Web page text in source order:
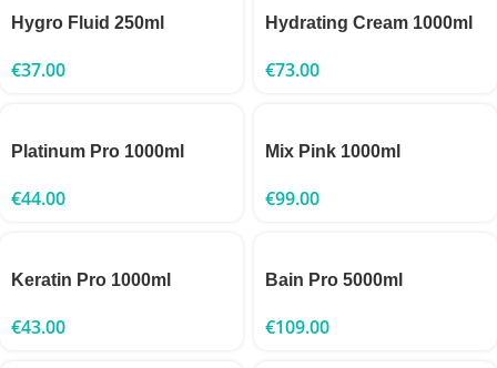
Hygro Fluid 250ml
€37.00
Hydrating Cream 1000ml
€73.00
Platinum Pro 1000ml
€44.00
Mix Pink 1000ml
€99.00
Keratin Pro 1000ml
€43.00
Bain Pro 5000ml
€109.00